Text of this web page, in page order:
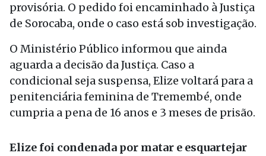
provisória. O pedido foi encaminhado à Justiça
de Sorocaba, onde o caso está sob investigação.
O Ministério Público informou que ainda
aguarda a decisão da Justiça. Caso a
condicional seja suspensa, Elize voltará para a
penitenciária feminina de Tremembé, onde
cumpria a pena de 16 anos e 3 meses de prisão.
Elize foi condenada por matar e esquartejar